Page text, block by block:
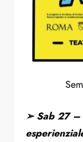
➢ Sab 27 –